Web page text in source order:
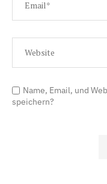
Name, Email, und
speichern?